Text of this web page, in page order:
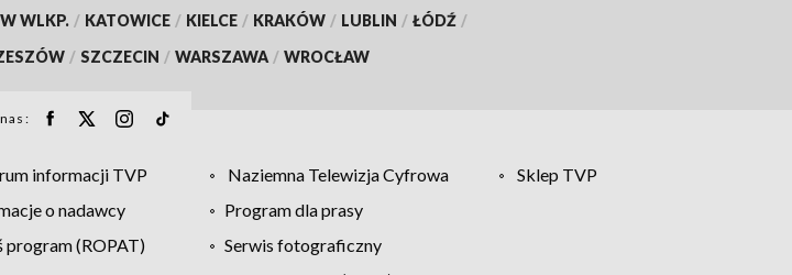
WLKP. / KATOWICE / KIELCE / KRAKÓW / LUBLIN / ŁÓDŹ /
/ SZCZECIN / WARSZAWA / WROCŁAW
informacji TVP Naziemna Telewizja Cyfrowa
Sklep TVP
o nadawcy
Program dla prasy
program (ROPAT)
Serwis fotograficzny